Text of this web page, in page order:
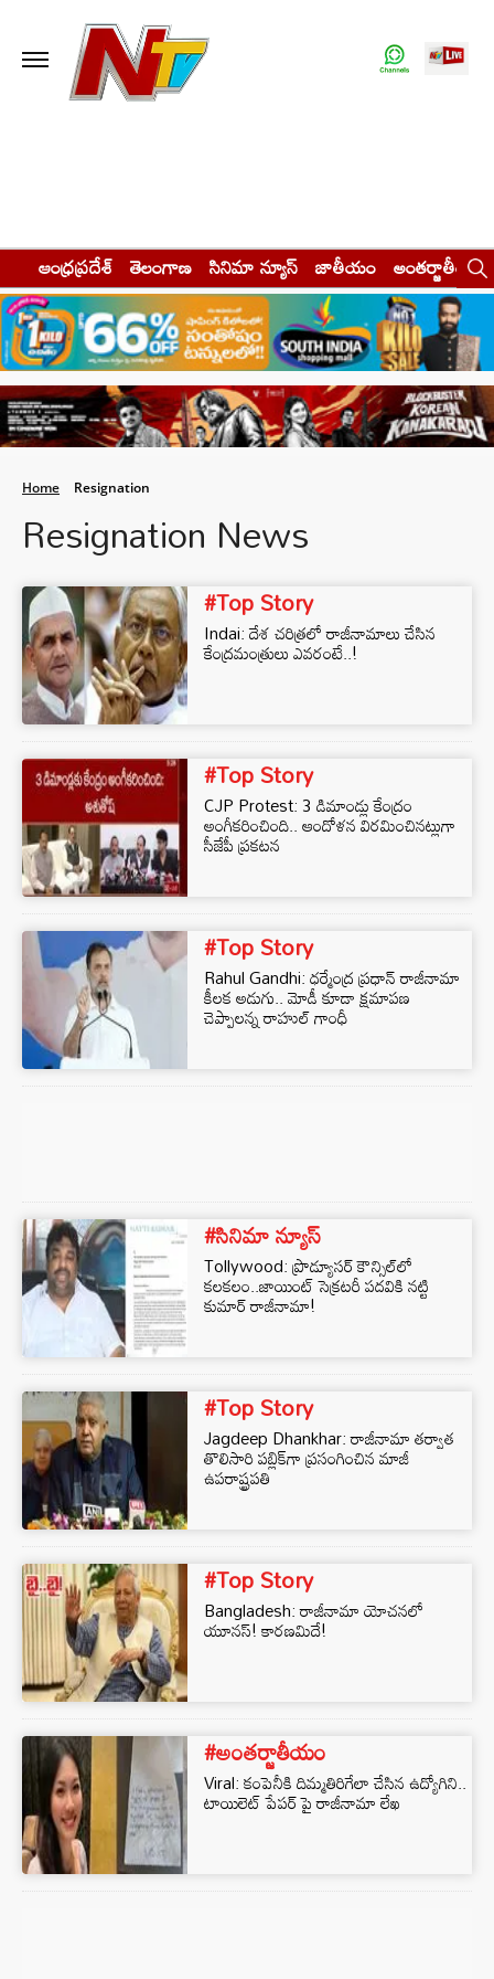
ఆంధ్రప్రదేశ్ తెలంగాణ సినిమా న్యూస్ జాతీయం అంతర్జాతీయం
Home Resignation
Resignation News
#Top Story
Indai: దేశ చరిత్రలో రాజీనామాలు చేసిన
కేంద్రమంత్రులు ఎవరంటే..!
#Top Story
CJP Protest: 3 డిమాండ్లు కేంద్రం
అంగీకరించింది.. ఆందోళన విరమించినట్లుగా
సీజేపీ ప్రకటన
#Top Story
Rahul Gandhi: ధర్మేంద్ర ప్రధాన్ రాజీనామా
కీలక అడుగు.. మోడీ కూడా క్షమాపణ
చెప్పాలన్న రాహుల్ గాంధీ
#సినిమా న్యూస్
Tollywood: ప్రొడ్యూసర్ కౌన్సిల్‌లో
కలకలం..జాయింట్ సెక్రటరీ పదవికి నట్టి
కుమార్ రాజీనామా!
#Top Story
Jagdeep Dhankhar: రాజీనామా తర్వాత
తొలిసారి పబ్లిక్‌గా ప్రసంగించిన మాజీ
ఉపరాష్ట్రపతి
#Top Story
Bangladesh: రాజీనామా యోచనలో
యూనస్! కారణమిదే!
#అంతర్జాతీయం
Viral: కంపెనీకి దిమ్మతిరిగేలా చేసిన ఉద్యోగిని..
టాయిలెట్ పేపర్ పై రాజీనామా లేఖ